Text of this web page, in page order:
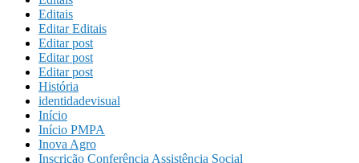
Editais
Editar Editais
Editar post
Editar post
Editar post
História
identidadevisual
Início
Início PMPA
Inova Agro
Inscrição Conferência Assistência Social